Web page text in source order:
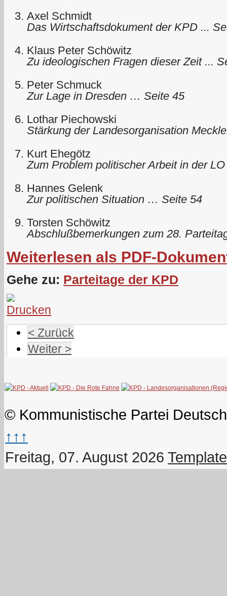
Axel Schmidt
Das Wirtschaftsdokument der KPD ...
Klaus Peter Schöwitz
Zu ideologischen Fragen dieser Zeit ...
Peter Schmuck
Zur Lage in Dresden … Seite 45
Lothar Piechowski
Stärkung der Landesorganisation
Kurt Ehegötz
Zum Problem politischer Arbeit in der
Hannes Gelenk
Zur politischen Situation … Seite 54
Torsten Schöwitz
Abschlußbemerkungen zum 28.
Weiterlesen als PDF-
Gehe zu: Parteitage der KPD
< Zurück
Weiter >
© Kommunistische Partei
↑↑↑
Freitag, 07. August 2026